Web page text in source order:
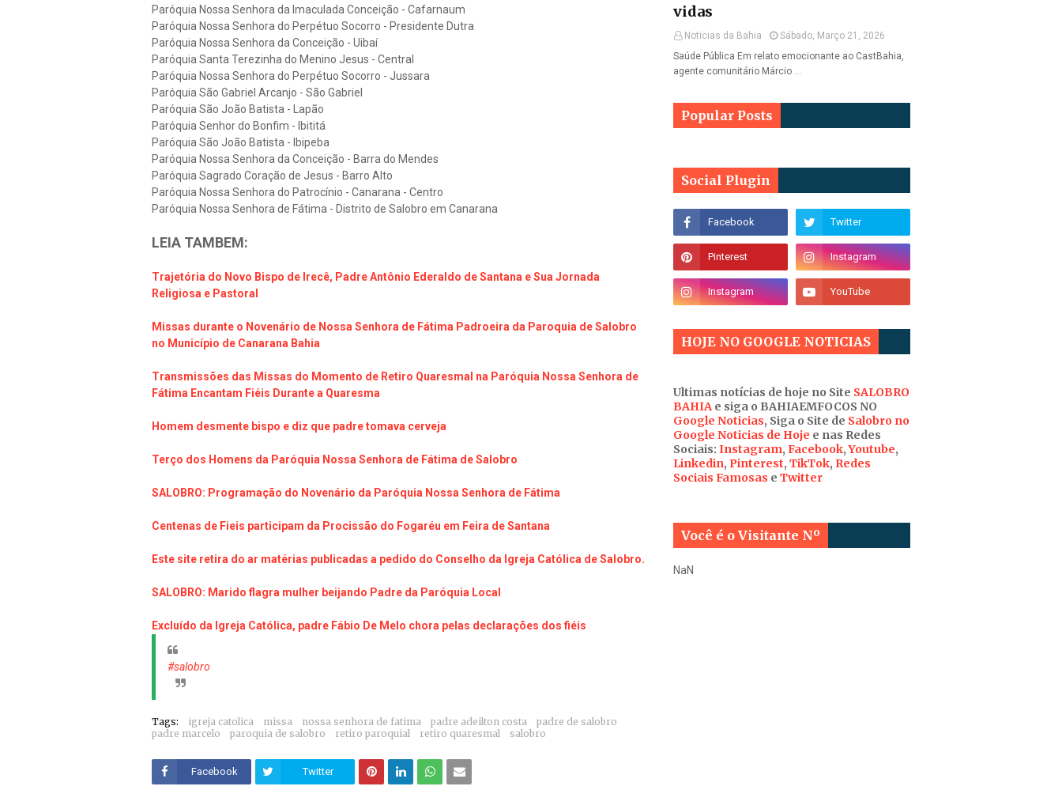
Paróquia Nossa Senhora da Imaculada Conceição - Cafarnaum
Paróquia Nossa Senhora do Perpétuo Socorro - Presidente Dutra
Paróquia Nossa Senhora da Conceição - Uibaí
Paróquia Santa Terezinha do Menino Jesus - Central
Paróquia Nossa Senhora do Perpétuo Socorro - Jussara
Paróquia São Gabriel Arcanjo - São Gabriel
Paróquia São João Batista - Lapão
Paróquia Senhor do Bonfim - Ibititá
Paróquia São João Batista - Ibipeba
Paróquia Nossa Senhora da Conceição - Barra do Mendes
Paróquia Sagrado Coração de Jesus - Barro Alto
Paróquia Nossa Senhora do Patrocínio - Canarana - Centro
Paróquia Nossa Senhora de Fátima - Distrito de Salobro em Canarana
LEIA TAMBEM:
Trajetória do Novo Bispo de Irecê, Padre Antônio Ederaldo de Santana e Sua Jornada
Religiosa e Pastoral
Missas durante o Novenário de Nossa Senhora de Fátima Padroeira da Paroquia de Salobro
no Município de Canarana Bahia
Transmissões das Missas do Momento de Retiro Quaresmal na Paróquia Nossa Senhora de
Fátima Encantam Fiéis Durante a Quaresma
Homem desmente bispo e diz que padre tomava cerveja
Terço dos Homens da Paróquia Nossa Senhora de Fátima de Salobro
SALOBRO: Programação do Novenário da Paróquia Nossa Senhora de Fátima
Centenas de Fieis participam da Procissão do Fogaréu em Feira de Santana
Este site retira do ar matérias publicadas a pedido do Conselho da Igreja Católica de Salobro.
SALOBRO: Marido flagra mulher beijando Padre da Paróquia Local
Excluído da Igreja Católica, padre Fábio De Melo chora pelas declarações dos fiéis
#salobro
Tags: igreja catolica missa nossa senhora de fatima padre adeilton costa
padre de salobro
padre marcelo
paroquia de salobro retiro paroquial retiro quaresmal salobro
Facebook Twitter
vidas
Noticias da Bahia
Sábado, Março 21, 2026
Saúde Pública Em relato emocionante ao CastBahia,
agente comunitário Márcio …
Popular Posts
Social Plugin
HOJE NO GOOGLE NOTICIAS
Ultimas notícias de hoje no Site SALOBRO
BAHIA e siga o BAHIAEMFOCOS NO
Google Noticias, Siga o Site de Salobro no
Google Noticias de Hoje e nas Redes
Sociais: Instagram, Facebook,Youtube,
Linkedin, Pinterest, TikTok, Redes
Sociais Famosas e Twitter
Você é o Visitante Nº
NaN